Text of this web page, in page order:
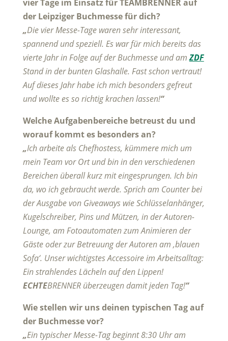
vier Tage im Einsatz für TEAMBRENNER auf
der Leipziger Buchmesse für dich?
„Die vier Messe-Tage waren sehr interessant,
spannend und speziell. Es war für mich bereits das
vierte Jahr in Folge auf der Buchmesse und amZDF
Stand in der bunten Glashalle. Fast schon vertraut!
Auf dieses Jahr habe ich mich besonders gefreut
und wollte es so richtig krachen lassen!“
Welche Aufgabenbereiche betreust du und
worauf kommt es besonders an?
„Ich arbeite als Chefhostess, kümmere mich um
mein Team vor Ort und bin in den verschiedenen
Bereichen überall kurz mit eingesprungen. Ich bin
da, wo ich gebraucht werde. Sprich am Counter bei
der Ausgabe von Giveaways wie Schlüsselanhänger,
Kugelschreiber, Pins und Mützen, in der Autoren-
Lounge, am Fotoautomaten zum Animieren der
Gäste oder zur Betreuung der Autoren am ‚blauen
Sofa‘. Unser wichtigstes Accessoire im Arbeitsalltag:
Ein strahlendes Lächeln auf den Lippen!
ECHTEBRENNER überzeugen damit jeden Tag!“
Wie stellen wir uns deinen typischen Tag auf
der Buchmesse vor?
„Ein typischer Messe-Tag beginnt 8:30 Uhr am